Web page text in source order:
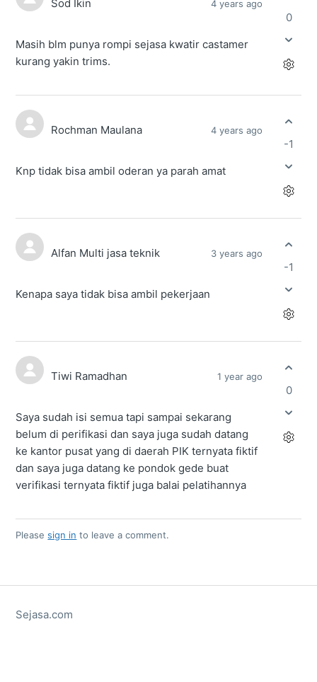
Sod Ikin 4 years ago
Masih blm punya rompi sejasa kwatir castamer
kurang yakin trims.
0
Rochman Maulana 4 years ago
Knp tidak bisa ambil oderan ya parah amat
-1
Alfan Multi jasa teknik 3 years ago
Kenapa saya tidak bisa ambil pekerjaan
-1
Tiwi Ramadhan 1 year ago
Saya sudah isi semua tapi sampai sekarang
belum di perifikasi dan saya juga sudah datang
ke kantor pusat yang di daerah PIK ternyata fiktif
dan saya juga datang ke pondok gede buat
verifikasi ternyata fiktif juga balai pelatihannya
0
Pleasesign in to leave a comment.
Sejasa.com